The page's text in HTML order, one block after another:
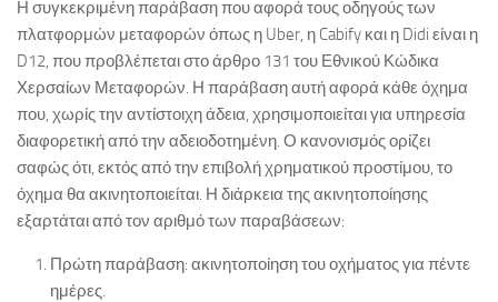
Η συγκεκριμένη παράβαση που αφορά τους οδηγούς των
πλατφορμών μεταφορών όπως η Uber, η Cabify και η Didi είναι η
D12, που προβλέπεται στο άρθρο 131 του Εθνικού Κώδικα
Χερσαίων Μεταφορών. Η παράβαση αυτή αφορά κάθε όχημα
που, χωρίς την αντίστοιχη άδεια, χρησιμοποιείται για υπηρεσία
διαφορετική από την αδειοδοτημένη. Ο κανονισμός ορίζει
σαφώς ότι, εκτός από την επιβολή χρηματικού προστίμου, το
όχημα θα ακινητοποιείται. Η διάρκεια της ακινητοποίησης
εξαρτάται από τον αριθμό των παραβάσεων:
Πρώτη παράβαση: ακινητοποίηση του οχήματος για πέντε
ημέρες.